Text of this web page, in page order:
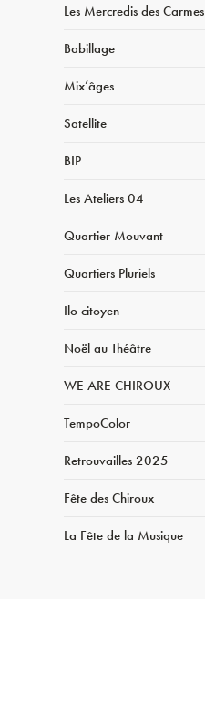
Les Mercredis des Carmes
Babillage
Mix’âges
Satellite
BIP
Les Ateliers 04
Quartier Mouvant
Quartiers Pluriels
Ilo citoyen
Noël au Théâtre
WE ARE CHIROUX
TempoColor
Retrouvailles 2025
Fête des Chiroux
La Fête de la Musique